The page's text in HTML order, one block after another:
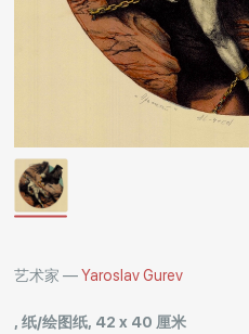
艺术家 —Yaroslav Gurev
, 纸/绘图纸, 42 x 40 厘米